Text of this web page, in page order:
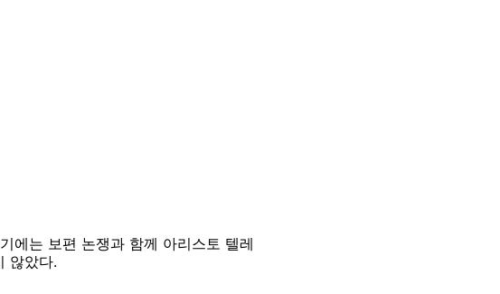
에는 보편 논쟁과 함께 아리스토 텔레
않았다.